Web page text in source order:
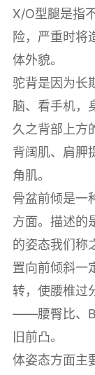
X/O型腿是指
险，严重时将
体外貌。
驼背是因为长
脑、看手机，
久之背部上方
背阔肌、肩胛
角肌。
骨盆前倾是一
方面。描述的
的姿态我们称
置向前倾斜一
转，使腰椎过
——腰臀比、
旧前凸。
体姿态方面主